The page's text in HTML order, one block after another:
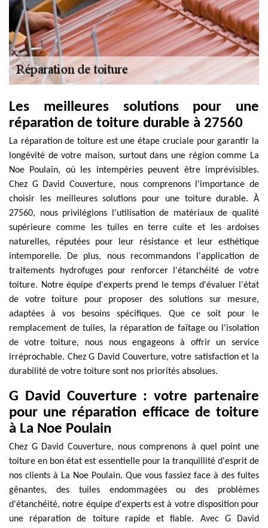
Les meilleures solutions pour une
réparation de toiture durable à 27560
La réparation de toiture est une étape cruciale pour garantir la
longévité de votre maison, surtout dans une région comme La
Noe Poulain, où les intempéries peuvent être imprévisibles.
Chez G David Couverture, nous comprenons l'importance de
choisir les meilleures solutions pour une toiture durable. À
27560, nous privilégions l'utilisation de matériaux de qualité
supérieure comme les tuiles en terre cuite et les ardoises
naturelles, réputées pour leur résistance et leur esthétique
intemporelle. De plus, nous recommandons l'application de
traitements hydrofuges pour renforcer l'étanchéité de votre
toiture. Notre équipe d'experts prend le temps d'évaluer l'état
de votre toiture pour proposer des solutions sur mesure,
adaptées à vos besoins spécifiques. Que ce soit pour le
remplacement de tuiles, la réparation de faîtage ou l'isolation
de votre toiture, nous nous engageons à offrir un service
irréprochable. Chez G David Couverture, votre satisfaction et la
durabilité de votre toiture sont nos priorités absolues.
G David Couverture : votre partenaire
pour une réparation efficace de toiture
à La Noe Poulain
Chez G David Couverture, nous comprenons à quel point une
toiture en bon état est essentielle pour la tranquillité d'esprit de
nos clients à La Noe Poulain. Que vous fassiez face à des fuites
gênantes, des tuiles endommagées ou des problèmes
d'étanchéité, notre équipe d'experts est à votre disposition pour
une réparation de toiture rapide et fiable. Avec G David